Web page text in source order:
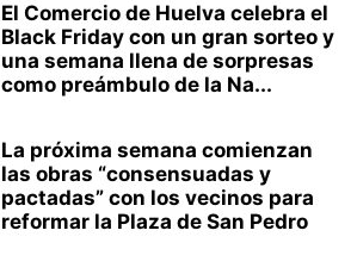
El Comercio de Huelva celebra el
Black Friday con un gran sorteo y
una semana llena de sorpresas
como preámbulo de la Na...
La próxima semana comienzan
las obras “consensuadas y
pactadas” con los vecinos para
reformar la Plaza de San Pedro